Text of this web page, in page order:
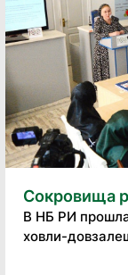
Сокровища
В НБ РИ
ховли-